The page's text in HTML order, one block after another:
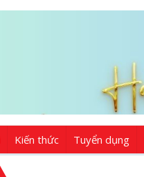
Kiến thức Tuyển dụng